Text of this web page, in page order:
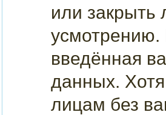
или
усмотрению.
введённая
данных.
лицам без